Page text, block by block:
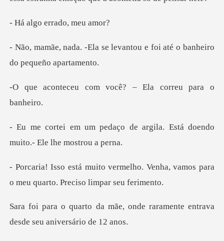
errado,
levantou e foi até o banhe
om você? – Ela cor
de argila. Está doendo
mui
lho. Venha, vamos para
o meu quar
, onde raramente entrava
desd